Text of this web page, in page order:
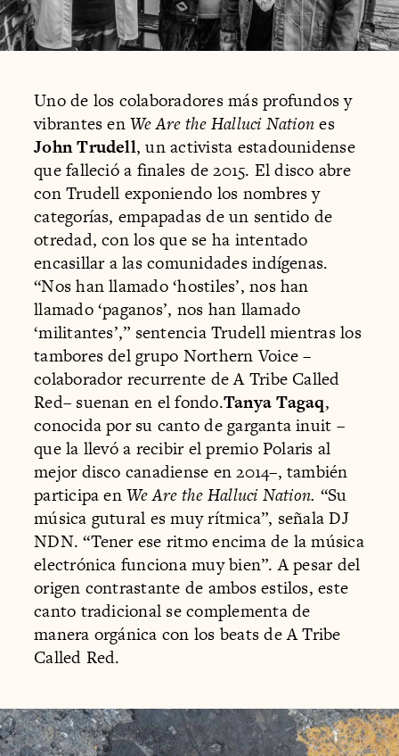
Uno de los colaboradores más profundos y
vibrantes enWe Are the Halluci Nationes
John Trudell, un activista estadounidense
que falleció a finales de 2015. El disco abre
con Trudell exponiendo los nombres y
categorías, empapadas de un sentido de
otredad, con los que se ha intentado
encasillar a las comunidades indígenas.
“Nos han llamado ‘hostiles’, nos han
llamado ‘paganos’, nos han llamado
‘militantes’,” sentencia Trudell mientras los
tambores del grupo Northern Voice –
colaborador recurrente de A Tribe Called
Red– suenan en el fondo.Tanya Tagaq,
conocida por su canto de garganta inuit –
que la llevó a recibir el premio Polaris al
mejor disco canadiense en 2014–, también
participa enWe Are the Halluci Nation. “Su
música gutural es muy rítmica”, señala DJ
NDN. “Tener ese ritmo encima de la música
electrónica funciona muy bien”. A pesar del
origen contrastante de ambos estilos, este
canto tradicional se complementa de
manera orgánica con los beats de A Tribe
Called Red.